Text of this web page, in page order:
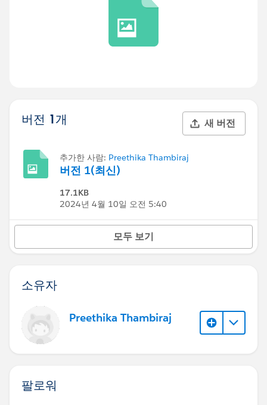
버전 1개 새 버전
추가한 사람: Preethika Thambiraj
버전 1(최신)
17.1KB
2024년 4월 10일 오전 5:40
모두 보기
소유자
Preethika Thambiraj
팔로워